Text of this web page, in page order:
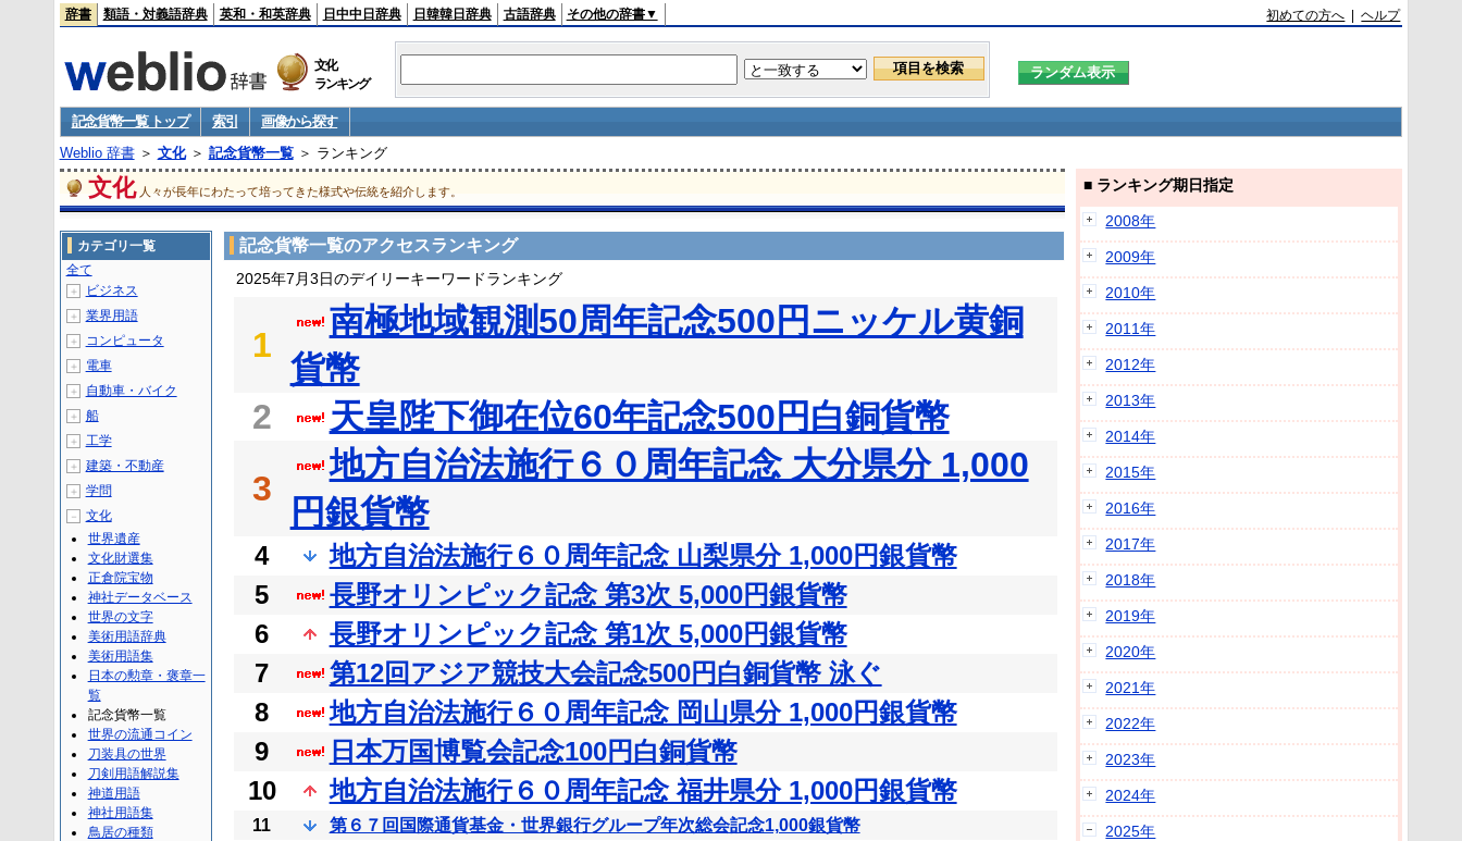
辞書 類語・対義語辞典 英和・和英辞典 日中中日辞典 日韓韓日辞典 古語辞典 その他の辞書▼ 初めての方へ |ヘルプ
文化
ランキング
記念貨幣一覧 トップ 索引
画像から探す
Weblio 辞書＞ 文化＞ 記念貨幣一覧＞ ランキング
文化 人々が長年にわたって培ってきた様式や伝統を紹介します。
記念貨幣一覧のアクセスランキング
2025年7月3日のデイリーキーワードランキング
1
南極地域観測50周年記念500円ニッケル黄銅
貨幣
2
天皇陛下御在位60年記念500円白銅貨幣
3
地方自治法施行６０周年記念 大分県分 1,000
円銀貨幣
4
地方自治法施行６０周年記念 山梨県分 1,000円銀貨幣
5
長野オリンピック記念 第3次 5,000円銀貨幣
6
長野オリンピック記念 第1次 5,000円銀貨幣
7
第12回アジア競技大会記念500円白銅貨幣 泳ぐ
8
地方自治法施行６０周年記念 岡山県分 1,000円銀貨幣
9
日本万国博覧会記念100円白銅貨幣
10
地方自治法施行６０周年記念 福井県分 1,000円銀貨幣
11
第６７回国際通貨基金・世界銀行グループ年次総会記念1,000銀貨幣
カテゴリ一覧
全て
＋ ビジネス
＋ 業界用語
＋ コンピュータ
＋ 電車
＋ 自動車・バイク
＋ 船
＋ 工学
＋ 建築・不動産
＋ 学問
－
文化
世界遺産
文化財選集
正倉院宝物
神社データベース
世界の文字
美術用語辞典
美術用語集
日本の勲章・褒章一
覧
記念貨幣一覧
世界の流通コイン
刀装具の世界
刀剣用語解説集
神道用語
神社用語集
鳥居の種類
■ ランキング期日指定
2008年
2009年
2010年
2011年
2012年
2013年
2014年
2015年
2016年
2017年
2018年
2019年
2020年
2021年
2022年
2023年
2024年
2025年